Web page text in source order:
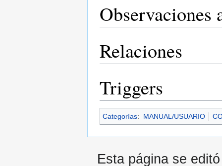
Observaciones
Relaciones
Triggers
Categorías: MANUAL/USUARIO
Esta página se